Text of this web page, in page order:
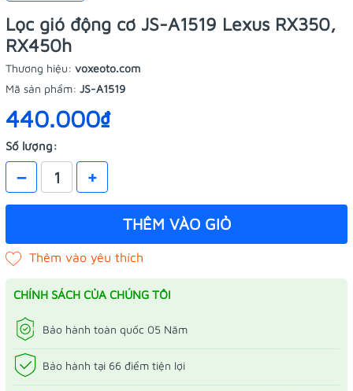
Lọc gió động cơ JS-A1519 Lexus RX350,
RX450h
Thương hiệu: voxeoto.com
Mã sản phẩm: JS-A1519
440.000₫
Số lượng:
– +
THÊM VÀO GIỎ
CHÍNH SÁCH CỦA CHÚNG TÔI
Bảo hành toàn quốc 05 Năm
Bảo hành tại 66 điểm tiện lợi